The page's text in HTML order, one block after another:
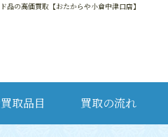
品の高価買取【おたからや小倉中津口店】
取品目 買取の流れ